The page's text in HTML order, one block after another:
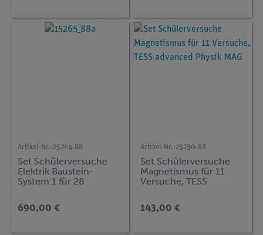
Artikel-Nr.:25264-88
Set Schülerversuche
Elektrik Baustein-
System 1 für 28
advanced Physik EB-BS
690,00 €
Artikel-Nr.:25230-88
Set Schülerversuche
Magnetismus für 11
Versuche, TESS
143,00 €